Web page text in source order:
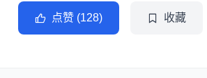
点赞 (128) 收藏